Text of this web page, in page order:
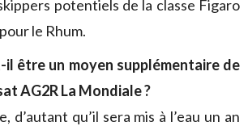
potentiels de la classe Figaro
le Rhum.
il être un moyen supplémentaire de
AG2R La Mondiale ?
d’autant qu’il sera mis à l’eau un an